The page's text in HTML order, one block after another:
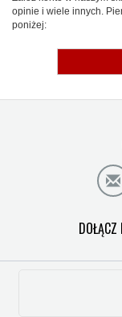
opinie i wiele innych.
poniżej: